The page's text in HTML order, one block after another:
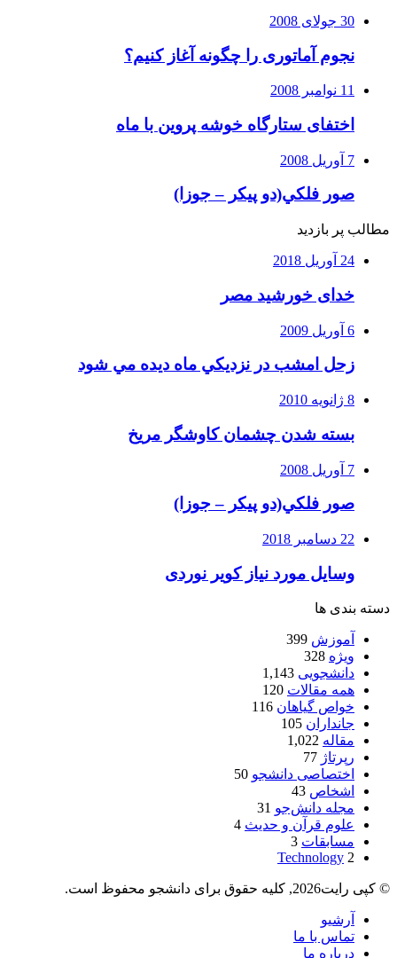
30 جولای 2008
نجوم آماتوری را چگونه آغاز کنیم؟
11 نوامبر 2008
اختفای ستارگاه خوشه پروین با ماه
7 آوریل 2008
صور فلكي(دو پیکر – جوزا)
مطالب پر بازدید
24 آوریل 2018
خدای خورشید مصر
6 آوریل 2009
زحل امشب در نزديكي ماه ديده مي شود
8 ژانویه 2010
بسته شدن چشمان کاوشگر مريخ
7 آوریل 2008
صور فلكي(دو پیکر – جوزا)
22 دسامبر 2018
وسایل مورد نیاز کویر نوردی
دسته بندی ها
آموزش 399
ویژه 328
دانشجویی 1,143
همه مقالات 120
خواص گیاهان 116
جانداران 105
مقاله 1,022
رپرتاژ 77
اختصاصی دانشجو 50
اشخاص 43
مجله دانش‌جو 31
علوم قرآن و حدیث 4
مسابقات 3
Technology 2
© کپی رایت2026, کلیه حقوق برای دانشجو محفوظ است.
آرشیو
تماس با ما
درباره ما